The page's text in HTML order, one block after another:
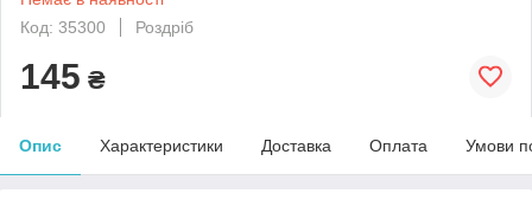
Код: 35300
Роздріб
145 ₴
Опис Характеристики Доставка Оплата Умови